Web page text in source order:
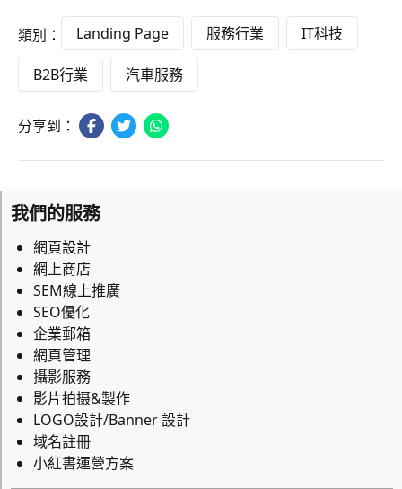
類別： Landing Page 服務行業 IT科技
B2B行業 汽車服務
分享到：
我們的服務
網頁設計
網上商店
SEM線上推廣
SEO優化
企業郵箱
網頁管理
攝影服務
影片拍摄&製作
LOGO設計/Banner 設計
域名註冊
小紅書運營方案